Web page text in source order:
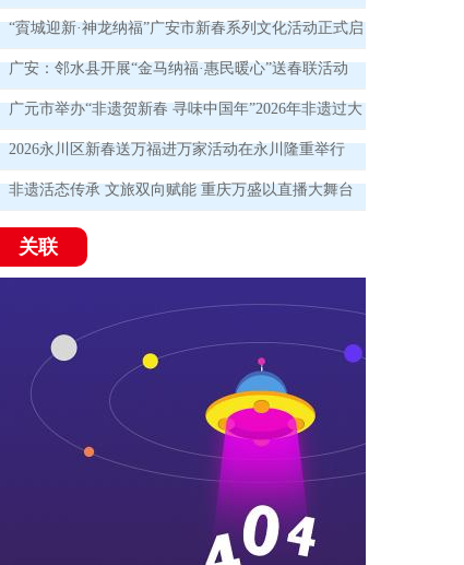
演出
“賨城迎新·神龙纳福”广安市新春系列文化活动正式启
动
广安：邻水县开展“金马纳福·惠民暖心”送春联活动
广元市举办“非遗贺新春 寻味中国年”2026年非遗过大
年集市展演活动
2026永川区新春送万福进万家活动在永川隆重举行
非遗活态传承 文旅双向赋能 重庆万盛以直播大舞台
书写融合发展新篇
关联